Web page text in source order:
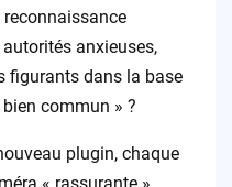
reconnaissance
anxieuses,
figurants dans la base
commun » ?
plugin, chaque